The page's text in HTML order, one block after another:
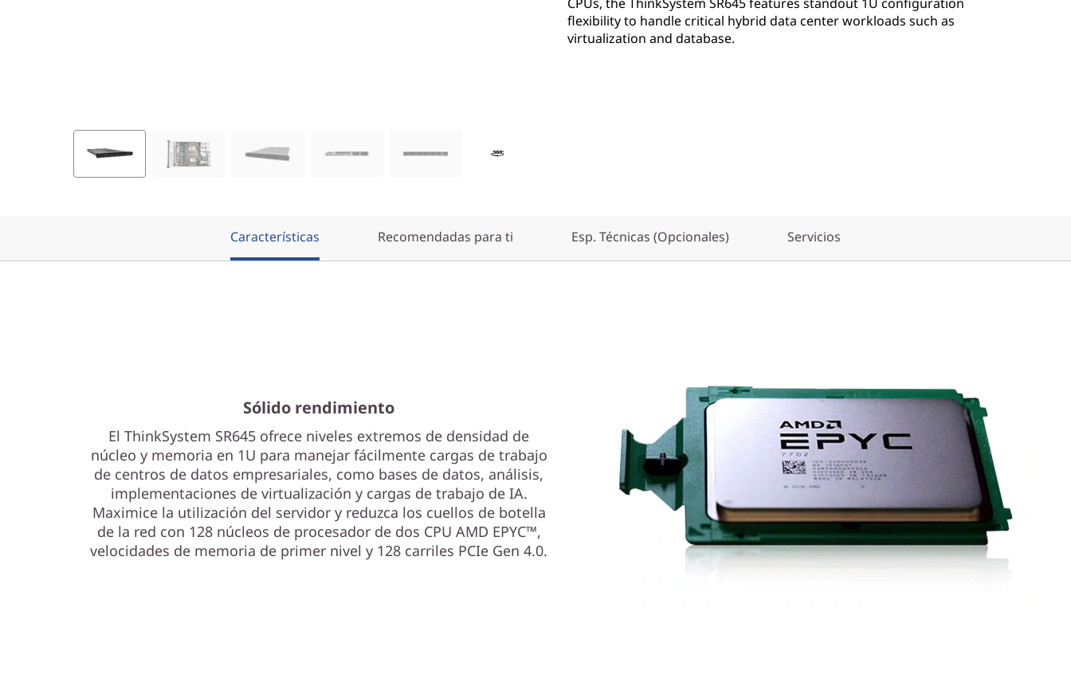
flexibility to handle critical hybrid data center workloads such as
virtualization and database.
Características Recomendadas para ti Esp. Técnicas (Opcionales) Servicios
Sólido rendimiento
El ThinkSystem SR645 ofrece niveles extremos de densidad de
núcleo y memoria en 1U para manejar fácilmente cargas de trabajo
de centros de datos empresariales, como bases de datos, análisis,
implementaciones de virtualización y cargas de trabajo de IA.
Maximice la utilización del servidor y reduzca los cuellos de botella
de la red con 128 núcleos de procesador de dos CPU AMD EPYC™,
velocidades de memoria de primer nivel y 128 carriles PCIe Gen 4.0.